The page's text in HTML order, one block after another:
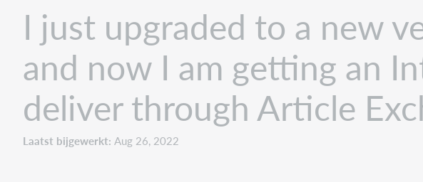
I just upgraded to a new
and now I am getting an
deliver through Article
Laatst bijgewerkt Aug 26, 2022